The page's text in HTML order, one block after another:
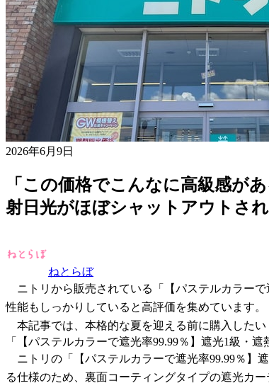
2026年6月9日
「この価格でこんなに高級感
射日光がほぼシャットアウトさ
ねとらぼ
ニトリから販売されている「【パステルカラー
性能もしっかりしていると高評価を集めています。
本記事では、本格的な夏を迎える前に購入したい
「【パステルカラーで遮光率99.99％】遮光1級・遮
ニトリの「【パステルカラーで遮光率99.99％】
る仕様のため、裏面コーティングタイプの遮光カ